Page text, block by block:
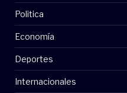
Politica
Economía
Deportes
Internacionales